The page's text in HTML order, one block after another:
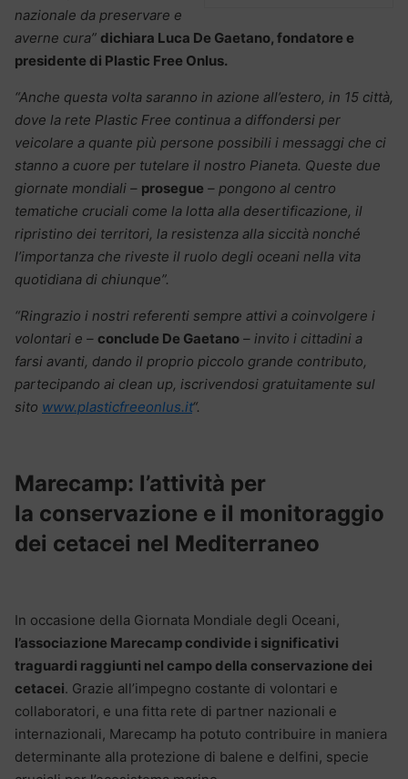
nazionale da preservare e
averne cura” dichiara Luca De Gaetano, fondatore e
presidente di Plastic Free Onlus.
“Anche questa volta saranno in azione all’estero, in 15 città,
dove la rete Plastic Free continua a diffondersi per
veicolare a quante più persone possibili i messaggi che ci
stanno a cuore per tutelare il nostro Pianeta. Queste due
giornate mondiali – prosegue – pongono al centro
tematiche cruciali come la lotta alla desertificazione, il
ripristino dei territori, la resistenza alla siccità nonché
l’importanza che riveste il ruolo degli oceani nella vita
quotidiana di chiunque”.
“Ringrazio i nostri referenti sempre attivi a coinvolgere i
volontari e – conclude De Gaetano – invito i cittadini a
farsi avanti, dando il proprio piccolo grande contributo,
partecipando ai clean up, iscrivendosi gratuitamente sul
sito www.plasticfreeonlus.it“.
Marecamp: l’attività per
la conservazione e il monitoraggio
dei cetacei nel Mediterraneo
In occasione della Giornata Mondiale degli Oceani,
l’associazione Marecamp condivide i significativi
traguardi raggiunti nel campo della conservazione dei
cetacei. Grazie all’impegno costante di volontari e
collaboratori, e una fitta rete di partner nazionali e
internazionali, Marecamp ha potuto contribuire in maniera
determinante alla protezione di balene e delfini, specie